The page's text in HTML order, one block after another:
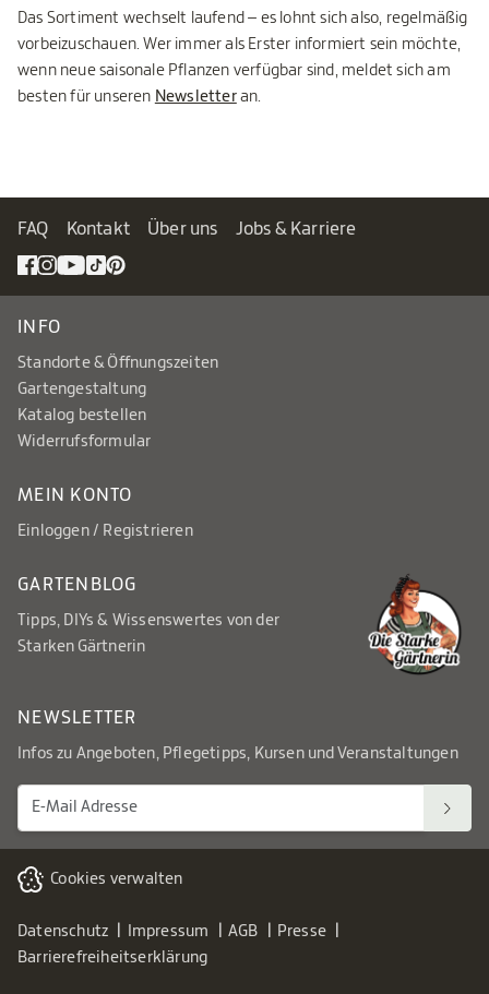
Das Sortiment wechselt laufend – es lohnt sich also, regelmäßig
vorbeizuschauen. Wer immer als Erster informiert sein möchte,
wenn neue saisonale Pflanzen verfügbar sind, meldet sich am
besten für unseren Newsletteran.
FAQ Kontakt Über uns Jobs & Karriere
INFO
Standorte & Öffnungszeiten
Gartengestaltung
Katalog bestellen
Widerrufsformular
MEIN KONTO
Einloggen / Registrieren
GARTENBLOG
Tipps, DIYs & Wissenswertes von der
Starken Gärtnerin
NEWSLETTER
Infos zu Angeboten, Pflegetipps, Kursen und Veranstaltungen
Cookies verwalten
Datenschutz Impressum AGB
Presse
Barrierefreiheitserklärung